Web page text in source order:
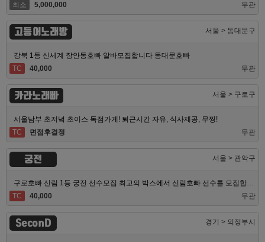
최소
5,000,000 무관
고등어노래방 서울 > 동대문구
강북 1등 신세계 장안동호빠 알바모집합니다 동대문호빠
TC
40,000 무관
카라노래빠 서울 > 구로구
서울남부 초저녘 초이스 독점가게! 퇴근시간 자유, 식사제공, 무찡!
TC
면접후결정 무관
궁전 서울 > 관악구
구로호빠 신림 1등 궁전 선수모집 최고의 박스에서 신림호빠 선수를 모집합니다
TC
40,000 무관
SeconD 경기 > 의정부시